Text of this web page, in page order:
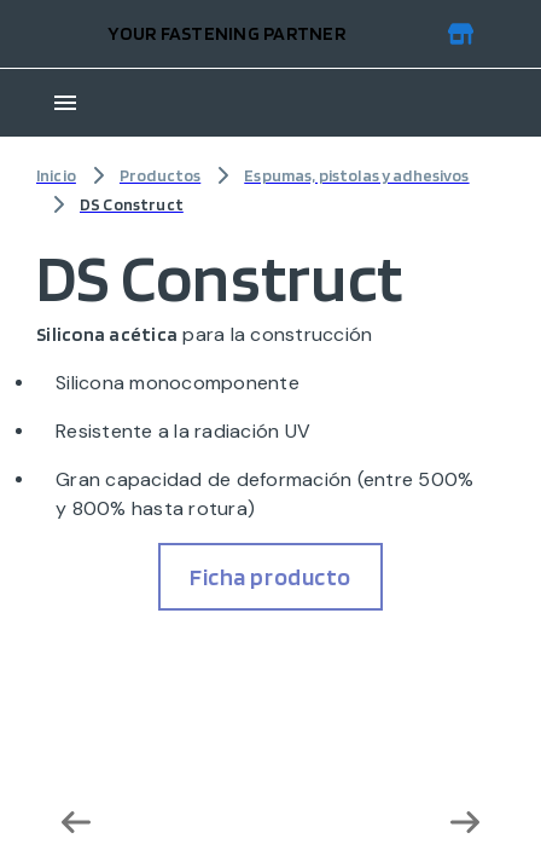
YOUR FASTENING PARTNER
Inicio Productos
Espumas, pistolas y adhesivos
DS Construct
DS Construct
Silicona acética para la construcción
Silicona monocomponente
Resistente a la radiación UV
Gran capacidad de deformación (entre 500%
y 800% hasta rotura)
Ficha producto